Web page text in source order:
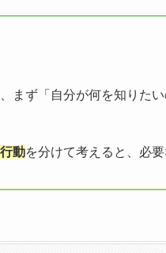
まず「自分が何を知りた
動を分けて考えると、必